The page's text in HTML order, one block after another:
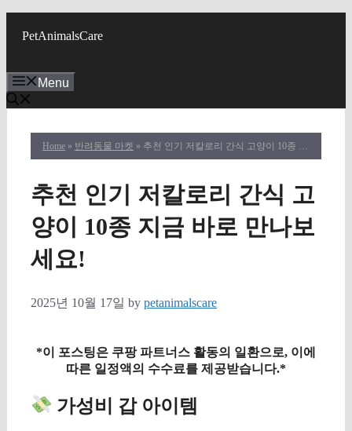
PetAnimalsCare
Menu
Home » 반려동물 마켓 » 추천 인기 저칼로리 간식 고양이 10종 지금 바로 만나보세요!
추천 인기 저칼로리 간식 고
양이 10종 지금 바로 만나보
세요!
2025년 10월 17일 by petanimalscare
*이 포스팅은 쿠팡 파트너스 활동의 일환으로, 이에
따른 일정액의 수수료를 제공받습니다.*
가성비 갑 아이템